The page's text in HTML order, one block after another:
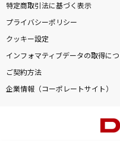
特定商取引法に基づく表示
プライバシーポリシー
クッキー設定
インフォマティブデータの取得につ
ご契約方法
企業情報（コーポレートサイト）